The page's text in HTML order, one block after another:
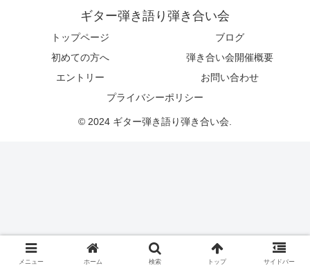
ギター弾き語り弾き合い会
トップページ
ブログ
初めての方へ
弾き合い会開催概要
エントリー
お問い合わせ
プライバシーポリシー
© 2024 ギター弾き語り弾き合い会.
メニュー ホーム 検索 トップ サイドバー